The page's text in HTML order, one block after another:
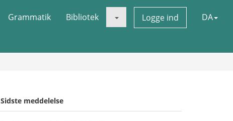
Grammatik Bibliotek Logge ind DA
Sidste meddelelse